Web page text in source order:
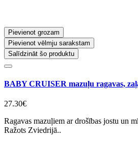
Pievienot grozam
Pievienot vēlmju sarakstam
Salīdzināt šo produktu
BABY CRUISER mazuļu ragavas,
27.30€
Ragavas mazuļiem ar drošības jostu un
Ražots Zviedrijā..